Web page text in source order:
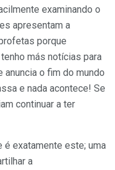
examinando o
apresentam a
porque
más notícias para
o fim do mundo
e nada acontece! Se
continuar a ter
é exatamente este; uma
a